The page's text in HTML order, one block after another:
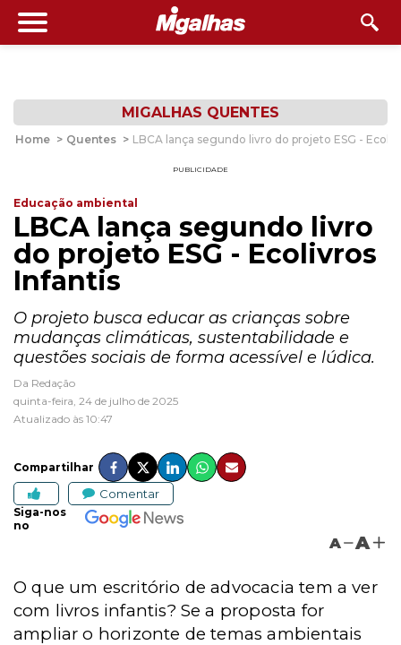
MIGALHAS QUENTES
Home > Quentes > LBCA lança segundo livro do projeto ESG -
PUBLICIDADE
Educação ambiental
LBCA lança segundo livro
do projeto ESG - Ecolivros
Infantis
O projeto busca educar as crianças sobre
mudanças climáticas, sustentabilidade e
questões sociais de forma acessível e lúdica.
Da Redação
quinta-feira, 24 de julho de 2025
Atualizado às 10:47
Compartilhar
Comentar
Siga-nos
no
A A
O que um escritório de advocacia tem a ver
com livros infantis? Se a proposta for
ampliar o horizonte de temas ambientais